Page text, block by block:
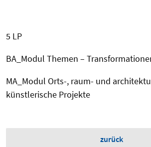
5 LP
BA_Modul Themen –
MA_Modul Orts-, raum- und
künstlerische Projekte
zurück